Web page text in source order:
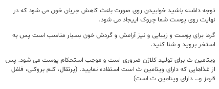
توجه داشته باشید خوابیدن روی صورت باعث کاهش جریان خون می شود که در
نهایت روی پوست شما چروک اییجاد می شود.
گرما برای پوست و زیبایی و نیز آرامش و گردش خون بسیار مناسب است پس به
استخر بروید و شنا کنید.
ویتامین ث برای تولید کلاژن ضروری است و موجب استحکام پوست می شود. پس
از غذاهایی که دارای ویتامین ث است استفاده نمایید. (پرتقال، کلم بروکلی، فلفل
قرمز و… دارای ویتامین ث است)